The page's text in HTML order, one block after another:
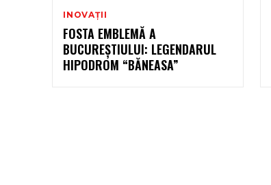
INOVAȚII
FOSTA EMBLEMĂ A
BUCUREȘTIULUI: LEGENDARUL
HIPODROM “BĂNEASA”